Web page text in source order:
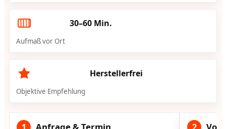
30–60 Min.
Aufmaß vor Ort
Herstellerfrei
Objektive Empfehlung